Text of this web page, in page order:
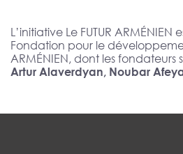
L’initiative Le FUTUR
Fondation pour le
ARMÉNIEN, dont les fondateurs
Artur Alaverdyan, Noubar